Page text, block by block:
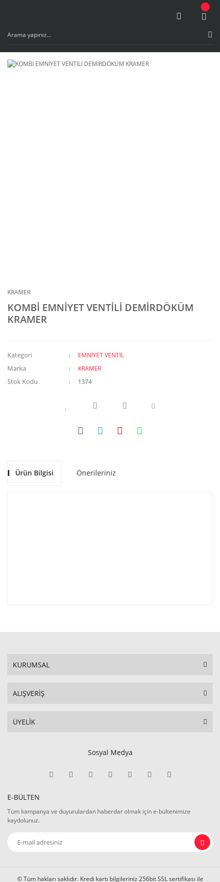
KRAMER
KOMBİ EMNİYET VENTİLİ DEMİRDÖKÜM
KRAMER
Kategori EMNİYET VENTİL
Marka KRAMER
Stok Kodu 1374
Ürün Bilgisi Önerileriniz
KURUMSAL
ALIŞVERİŞ
ÜYELİK
Sosyal Medya
E-BÜLTEN
Tüm kampanya ve duyurulardan haberdar olmak için e-bültenimize
kaydolunuz.
© Tüm hakları saklıdır. Kredi kartı bilgileriniz 256bit SSL sertifikası ile